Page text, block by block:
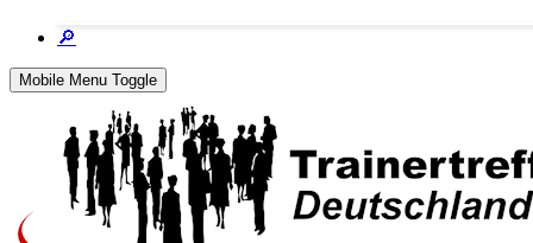
🔎
Mobile Menu Toggle